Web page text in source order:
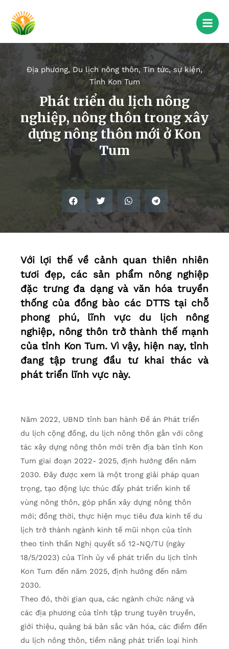
Địa phương, Du lịch nông thôn,Tin tức, sự kiện,
Tỉnh Kon Tum
Phát triển du lịch nông
nghiệp, nông thôn trong xây
dựng nông thôn mới ở Kon
Tum
Với lợi thế về cảnh quan thiên nhiên
tươi đẹp, các sản phẩm nông nghiệp
đặc trưng đa dạng và văn hóa truyền
thống của đồng bào các DTTS tại chỗ
phong phú, lĩnh vực du lịch nông
nghiệp, nông thôn trở thành thế mạnh
của tỉnh Kon Tum. Vì vậy, hiện nay, tỉnh
đang tập trung đầu tư khai thác và
phát triển lĩnh vực này.
Năm 2022, UBND tỉnh ban hành Đề án Phát triển
du lịch cộng đồng, du lịch nông thôn gắn với công
tác xây dựng nông thôn mới trên địa bàn tỉnh Kon
Tum giai đoạn 2022- 2025, định hướng đến năm
2030. Đây được xem là một trong giải pháp quan
trọng, tạo động lực thúc đẩy phát triển kinh tế
vùng nông thôn, góp phần xây dựng nông thôn
mới; đồng thời, thực hiện mục tiêu đưa kinh tế du
lịch trở thành ngành kinh tế mũi nhọn của tỉnh
theo tinh thần Nghị quyết số 12-NQ/TU (ngày
18/5/2023) của Tỉnh ủy về phát triển du lịch tỉnh
Kon Tum đến năm 2025, định hướng đến năm
2030.
Theo đó, thời gian qua, các ngành chức năng và
các địa phương của tỉnh tập trung tuyên truyền,
giới thiệu, quảng bá bản sắc văn hóa, các điểm đến
du lịch nông thôn, tiềm năng phát triển loại hình